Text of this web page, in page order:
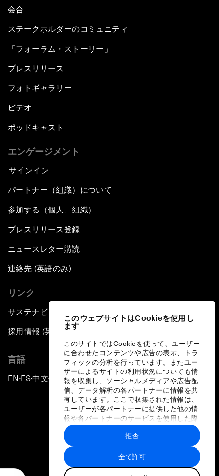
このウェブサイトはCookieを使用し
ます
このサイトではCookieを使って、ユーザー
に合わせたコンテンツや広告の表示、トラ
フィックの分析を行っています。またユー
ザーによるサイトの利用状況についても情
報を収集し、ソーシャルメディアや広告配
信、データ解析の各パートナーに情報を共
有しています。ここで収集された情報は、
ユーザーが各パートナーに提供した他の情
報や各パートナーのサービスを使用した際
に収集された情報と組み合わされ、各パー
トナーによって使用されることがありま
す。
全て許可
拒否
会合
ステークホルダーのコミュニティ
「フォーラム・ストーリー」
プレスリリース
フォトギャラリー
ビデオ
ポッドキャスト
エンゲージメント
サインイン
パートナー（組織）について
参加する（個人、組織）
プレスリリース登録
ニュースレター購読
連絡先 (英語のみ)
リンク
サステナビリティへの取り組み
採用情報 (英語のみ)
言語
EN ▪ES▪中文▪ 日本語
プライバシーポリシーと利用規約
サイトマップ